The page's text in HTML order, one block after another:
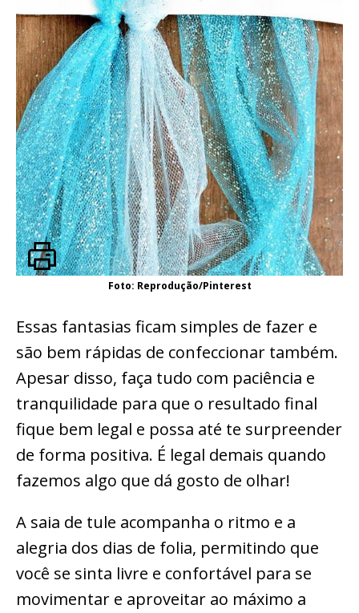
Foto: Reprodução/Pinterest
Essas fantasias ficam simples de fazer e
são bem rápidas de confeccionar também.
Apesar disso, faça tudo com paciência e
tranquilidade para que o resultado final
fique bem legal e possa até te surpreender
de forma positiva. É legal demais quando
fazemos algo que dá gosto de olhar!
A saia de tule acompanha o ritmo e a
alegria dos dias de folia, permitindo que
você se sinta livre e confortável para se
movimentar e aproveitar ao máximo a